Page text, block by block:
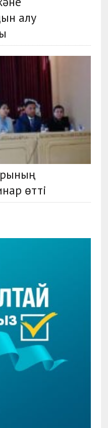
алу
өтті